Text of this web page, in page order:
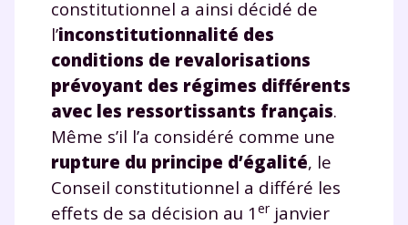
constitutionnel a ainsi décidé de
l’inconstitutionnalité des
conditions de revalorisations
prévoyant des régimes différents
avec les ressortissants français.
Même s’il l’a considéré comme une
rupture du principe d’égalité, le
Conseil constitutionnel a différé les
effets de sa décision au 1 erjanvier